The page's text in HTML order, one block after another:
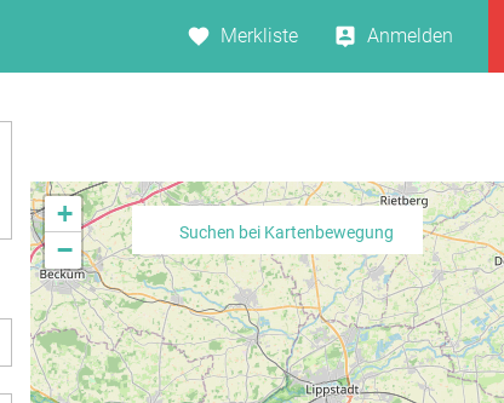
Merkliste Anmelden
+
−
Suchen bei Kartenbewegung